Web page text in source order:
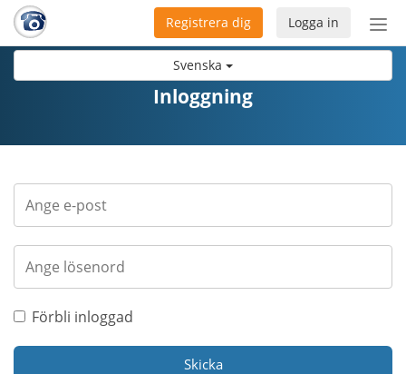
Svenska
Logga in
Registrera dig
Inloggning
Förbli inloggad
Skicka